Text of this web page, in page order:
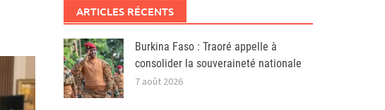
ARTICLES RÉCENTS
Burkina Faso : Traoré appelle à
consolider la souveraineté nationale
7 août 2026